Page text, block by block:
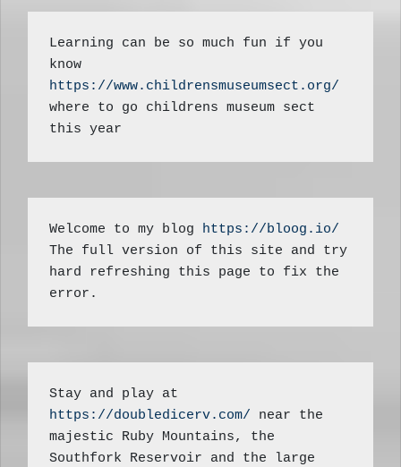
Learning can be so much fun if you
https://www.childrensmuseumsect.org/
where to go childrens museum sect
this year
Welcome to my blog
The full version of this site and try
hard refreshing this page to fix the
error.
https://doubledicerv.com/ near the
majestic Ruby Mountains, the
Southfork Reservoir and the large